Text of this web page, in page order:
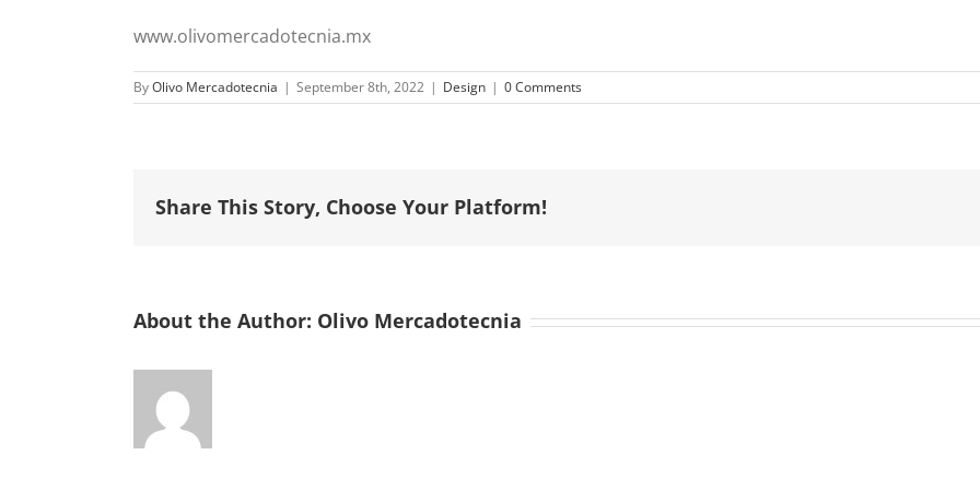
www.olivomercadotecnia.mx
ByOlivo Mercadotecnia | September 8th, 2022 | Design | 0 Comments
Share This Story, Choose Your Platform!
About the Author: Olivo Mercadotecnia